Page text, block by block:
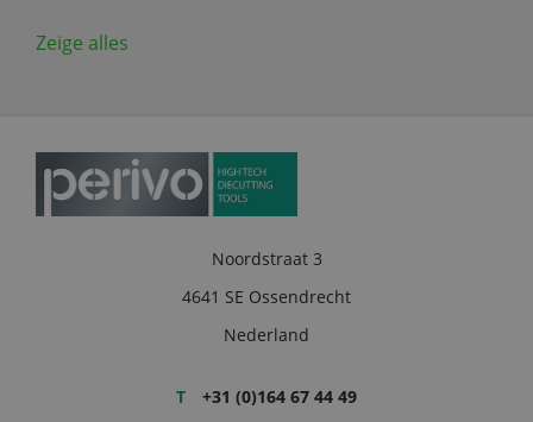
Zeige alles
Noordstraat 3
4641 SE Ossendrecht
Nederland
T
+31 (0)164 67 44 49